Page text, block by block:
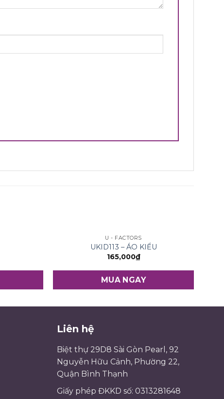
U - FACTORS
UKID113 – ÁO KIỂU
165,000₫
MUA NGAY
Liên hệ
Biệt thự 29D8 Sài Gòn Pearl, 92
Nguyễn Hữu Cảnh, Phường 22,
Quận Bình Thạnh
Giấy phép ĐKKD số: 0313281648